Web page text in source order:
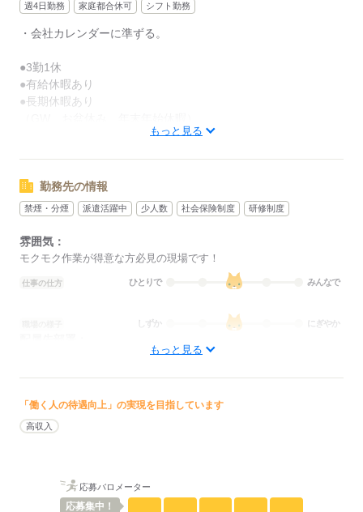
週4日勤務 家庭都合休可 シフト勤務
・会社カレンダーに準ずる。
●3勤1休
●有給休暇あり
●長期休暇あり
もっと見る
勤務先の情報
禁煙・分煙 派遣活躍中 少人数 社会保険制度 研修制度
雰囲気：
モクモク作業が得意な方必見の現場です！
仕事の仕方 ひとりで みんなで
しずか にぎやか
募集業務にてお仕事を担当していただきます。
事業内容クレーン作業
もっと見る
「働く人の待遇向上」の実現を目指しています
高収入
応募バロメーター
応募集中！